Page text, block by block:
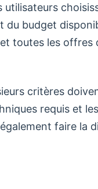
budget
toutes les
critères
requis et
faire la